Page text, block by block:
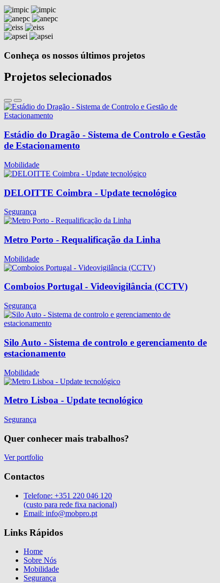
Conheça os nossos últimos projetos
Projetos selecionados
Estádio do Dragão - Sistema de Controlo e Gestão
de Estacionamento
Mobilidade
DELOITTE Coimbra - Update tecnológico
Segurança
Metro Porto - Requalificação da Linha
Mobilidade
Comboios Portugal - Videovigilância (CCTV)
Segurança
Silo Auto - Sistema de controlo e gerenciamento de
estacionamento
Mobilidade
Metro Lisboa - Update tecnológico
Segurança
Quer conhecer mais trabalhos?
Ver portfolio
Contactos
Telefone: +351 220 046 120
(custo para rede fixa nacional)
Email: info@mobpro.pt
Links Rápidos
Home
Sobre Nós
Mobilidade
Segurança